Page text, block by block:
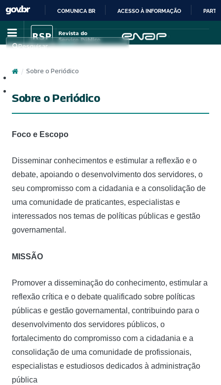
IR
PARA
COMUNICA BR ACESSO À INFORMAÇÃO
Pesquisar
/ Sobre o Periódico
Sobre o Periódico
Foco e Escopo
Disseminar conhecimentos e estimular a reflexão e o
debate, apoiando o desenvolvimento dos servidores, o
seu compromisso com a cidadania e a consolidação de
uma comunidade de praticantes, especialistas e
interessados nos temas de políticas públicas e gestão
governamental.
MISSÃO
Promover a disseminação do conhecimento, estimular a
reflexão crítica e o debate qualificado sobre políticas
públicas e gestão governamental, contribuindo para o
desenvolvimento dos servidores públicos, o
fortalecimento do compromisso com a cidadania e a
consolidação de uma comunidade de profissionais,
especialistas e estudiosos dedicados à administração
pública